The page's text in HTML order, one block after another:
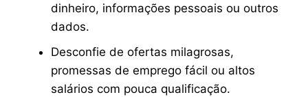
dinheiro, informações pessoais ou outros
dados.
Desconfie de ofertas milagrosas,
promessas de emprego fácil ou altos
salários com pouca qualificação.